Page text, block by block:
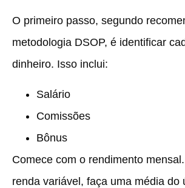
O primeiro passo, segundo
metodologia DSOP, é identificar
dinheiro. Isso inclui:
Salário
Comissões
Bônus
Comece com o rendimento
renda variável, faça uma média do